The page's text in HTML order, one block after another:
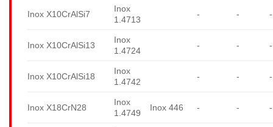
Inox X10CrAlSi7
Inox
1.4713
- - -
Inox X10CrAlSi13
Inox
1.4724
- - -
Inox X10CrAlSi18
Inox
1.4742
- - -
Inox X18CrN28
Inox
1.4749
Inox 446 - - -